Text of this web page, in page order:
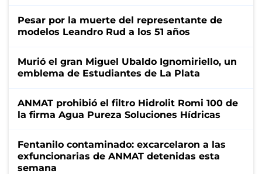
Pesar por la muerte del representante de
modelos Leandro Rud a los 51 años
Murió el gran Miguel Ubaldo Ignomiriello, un
emblema de Estudiantes de La Plata
ANMAT prohibió el filtro Hidrolit Romi 100 de
la firma Agua Pureza Soluciones Hídricas
Fentanilo contaminado: excarcelaron a las
exfuncionarias de ANMAT detenidas esta
semana